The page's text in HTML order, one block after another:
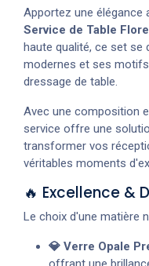
Apportez une élégance
Service de Table
haute qualité, ce set se
modernes et ses
dressage de table.
Avec une composition
service offre une
transformer vos
véritables moments
🔥 Excellence &
Le choix d'une matière
💎 Verre Opale